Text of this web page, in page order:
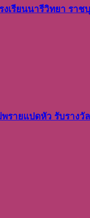
เรียนนารีวิทยา รา
พรายแปดหัว รับรา